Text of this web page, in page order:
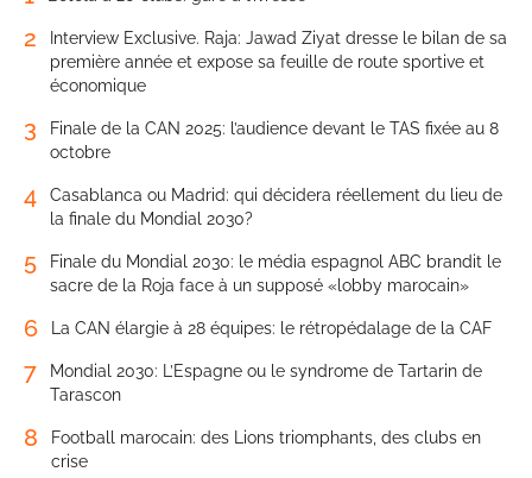
2
Interview Exclusive. Raja: Jawad Ziyat dresse le bilan de sa
première année et expose sa feuille de route sportive et
économique
3
Finale de la CAN 2025: l’audience devant le TAS fixée au 8
octobre
4
Casablanca ou Madrid: qui décidera réellement du lieu de
la finale du Mondial 2030?
5
Finale du Mondial 2030: le média espagnol ABC brandit le
sacre de la Roja face à un supposé «lobby marocain»
6 La CAN élargie à 28 équipes: le rétropédalage de la CAF
7
Mondial 2030: L’Espagne ou le syndrome de Tartarin de
Tarascon
8
Football marocain: des Lions triomphants, des clubs en
crise